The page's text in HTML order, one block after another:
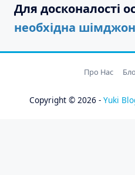
Для досконалості
необхідна шімджон
Про Нас
Copyright © 2026 - Yuki